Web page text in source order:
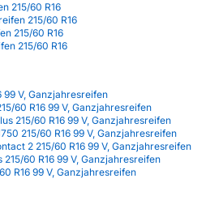
215/60 R16
215/60 R16
215/60 R16
215/60 R16
99 V, Ganzjahresreifen
60 R16 99 V, Ganzjahresreifen
215/60 R16 99 V, Ganzjahresreifen
215/60 R16 99 V, Ganzjahresreifen
2 215/60 R16 99 V, Ganzjahresreifen
60 R16 99 V, Ganzjahresreifen
R16 99 V, Ganzjahresreifen